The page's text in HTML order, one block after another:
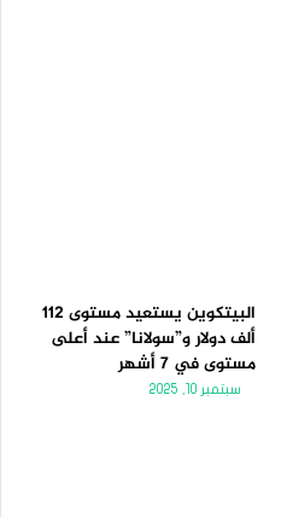
البيتكوين يستعيد مستوى 112
ألف دولار و”سولانا” عند أعلى
مستوى في 7 أشهر
سبتمبر 10, 2025